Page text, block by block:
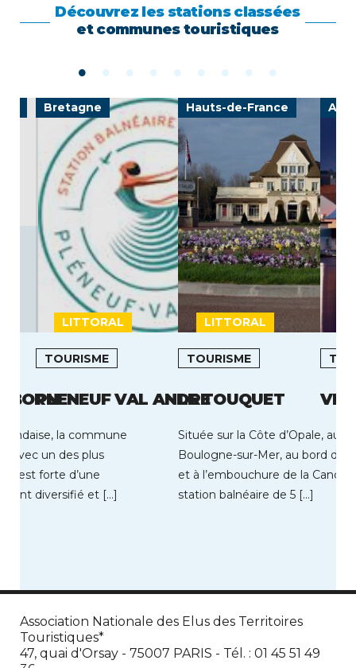
Découvrez les stations classées
et communes touristiques
LITTORAL
BORN
landaise, la commune
avec un des plus
est forte d’une
diversifié et […]
Bretagne
LITTORAL
TOURISME
PLENEUF VAL ANDRE
Hauts-de-France
TOURISME
LE TOUQUET
Située sur la Côte d’Opale, au
Boulogne-sur-Mer, au bord de
et à l’embouchure de la
station balnéaire de 5 […]
Association Nationale des Elus des Territoires
Touristiques*
47, quai d'Orsay - 75007 PARIS - Tél. : 01 45 51 49